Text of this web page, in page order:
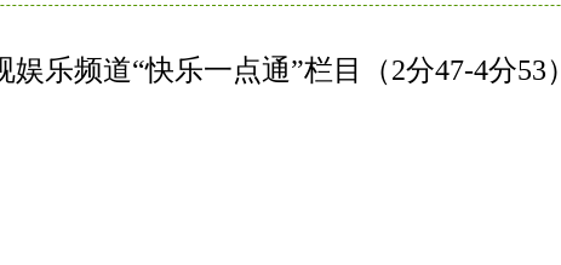
娱乐频道“快乐一点通”栏目（2分47-4分53）